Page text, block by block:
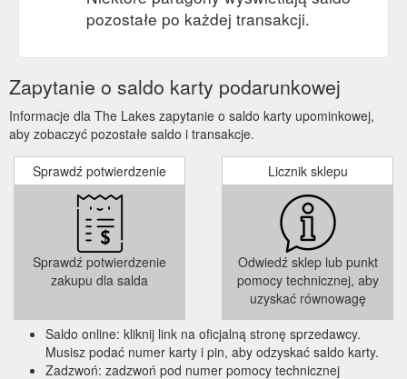
pozostałe po każdej transakcji.
Zapytanie o saldo karty podarunkowej
Informacje dla The Lakes zapytanie o saldo karty upominkowej,
aby zobaczyć pozostałe saldo i transakcje.
Sprawdź potwierdzenie
Sprawdź potwierdzenie
zakupu dla salda
Licznik sklepu
Odwiedź sklep lub punkt
pomocy technicznej, aby
uzyskać równowagę
Saldo online: kliknij link na oficjalną stronę sprzedawcy.
Musisz podać numer karty i pin, aby odzyskać saldo karty.
Zadzwoń: zadzwoń pod numer pomocy technicznej